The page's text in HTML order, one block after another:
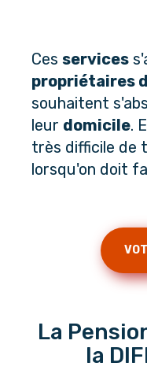
Ces services
propriétaires
souhaitent
leur domicile.
très difficile de
lorsqu'on doit
La
la